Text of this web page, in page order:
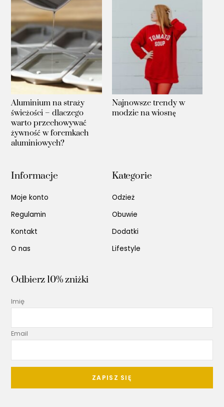
Aluminium na straży
świeżości – dlaczego
warto przechowywać
żywność w foremkach
aluminiowych?
Najnowsze trendy w
modzie na wiosnę
Informacje
Moje konto
Regulamin
Kontakt
O nas
Kategorie
Odzież
Obuwie
Dodatki
Lifestyle
Odbierz 10% zniżki
Imię
Email
ZAPISZ SIĘ